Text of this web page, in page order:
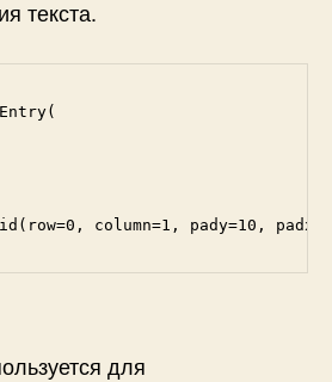
текста.
column=1, pady=10,
для